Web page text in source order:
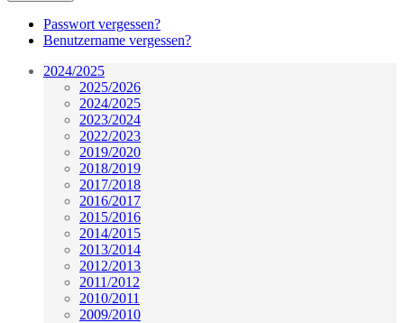
Passwort vergessen?
Benutzername vergessen?
2024/2025
2025/2026
2024/2025
2023/2024
2022/2023
2019/2020
2018/2019
2017/2018
2016/2017
2015/2016
2014/2015
2013/2014
2012/2013
2011/2012
2010/2011
2009/2010